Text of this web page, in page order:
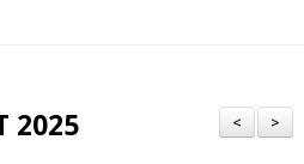
>
<
2025